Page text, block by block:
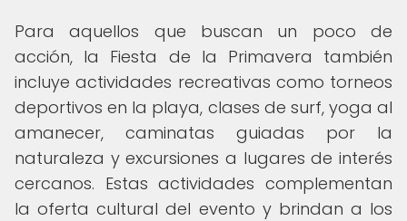
Para aquellos que buscan un poco de
acción, la Fiesta de la Primavera también
incluye actividades recreativas como torneos
deportivos en la playa, clases de surf, yoga al
amanecer, caminatas guiadas por la
naturaleza y excursiones a lugares de interés
cercanos. Estas actividades complementan
la oferta cultural del evento y brindan a los